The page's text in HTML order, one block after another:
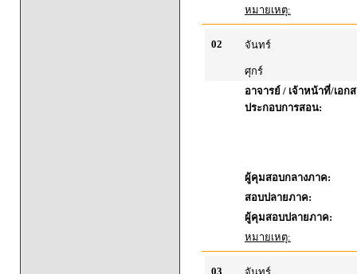
หมายเหตุ:
02 จันทร์
ศุกร์
อาจารย์ / เจ้าหน้าที่/เอก
ประกอบการสอน:
ผู้คุมสอบกลางภาค:
สอบปลายภาค:
ผู้คุมสอบปลายภาค:
หมายเหตุ:
03